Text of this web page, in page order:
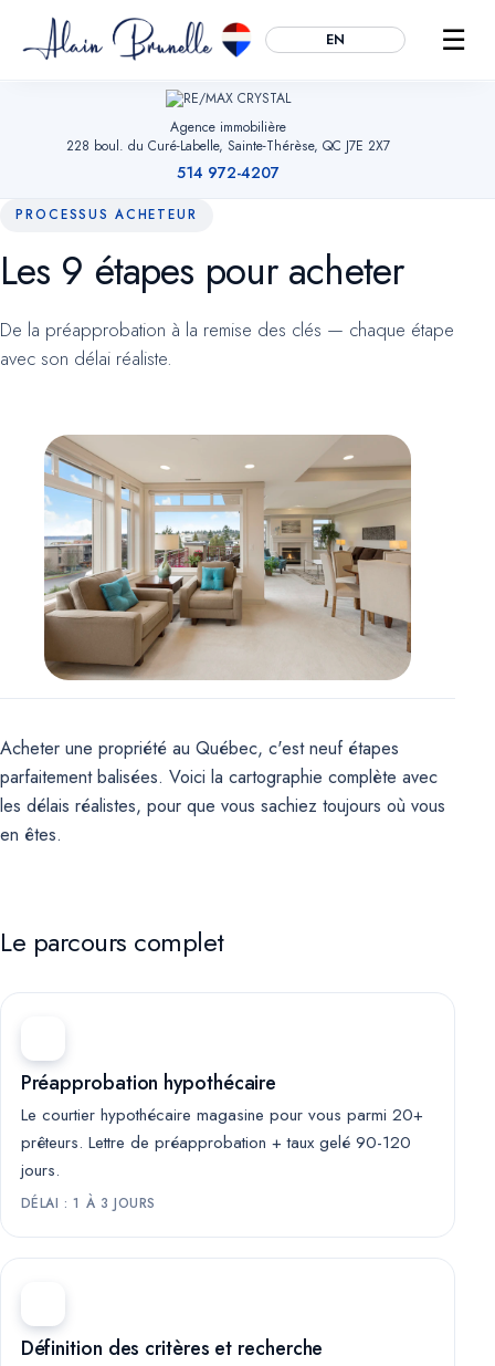
Essentiels TOUJOURS ACTIFS
permettent la navigation. Sans eux, le site ne peut fonctionner.
pages sont utiles pour améliorer le site. Aucune donnée
publicitaire.
Marketing OPTIONNEL
Pour de futures campagnes (remarketing Google, pixel Meta).
Aucun témoin marketing n'est actif pour le moment.
EN ☰
Agence immobilière
228 boul. du Curé-Labelle, Sainte-Thérèse, QC J7E 2X7
514 972-4207
PROCESSUS ACHETEUR
Les 9 étapes pour acheter
De la préapprobation à la remise des clés — chaque étape
avec son délai réaliste.
Acheter une propriété au Québec, c'est neuf étapes
parfaitement balisées. Voici la cartographie complète avec
les délais réalistes, pour que vous sachiez toujours où vous
en êtes.
Le parcours complet
Préapprobation hypothécaire
Le courtier hypothécaire magasine pour vous parmi 20+
prêteurs. Lettre de préapprobation + taux gelé 90-120
jours.
DÉLAI : 1 À 3 JOURS
Définition des critères et recherche